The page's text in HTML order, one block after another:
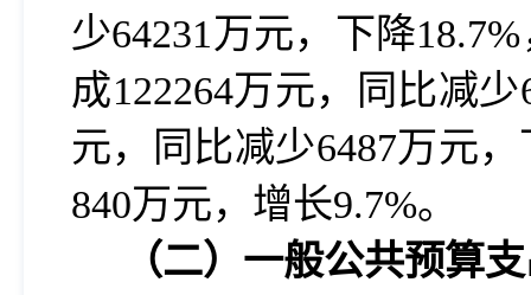
少64231万元，下降
成122264万元，同比减
元，同比减少6487万元
840万元，增长9.7%。
（二）一般公共预算